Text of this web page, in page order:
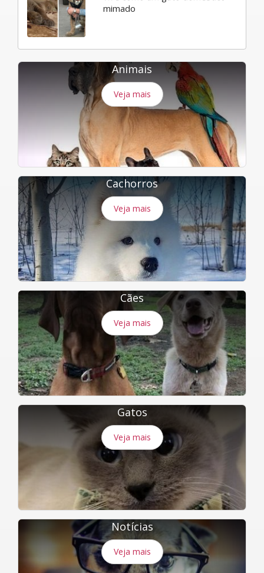
mimado
Animais
Veja mais
Cachorros
Veja mais
Cães
Veja mais
Gatos
Veja mais
Notícias
Veja mais